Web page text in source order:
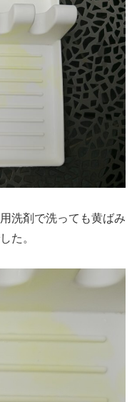
洗剤で洗っても黄ばみ
た。